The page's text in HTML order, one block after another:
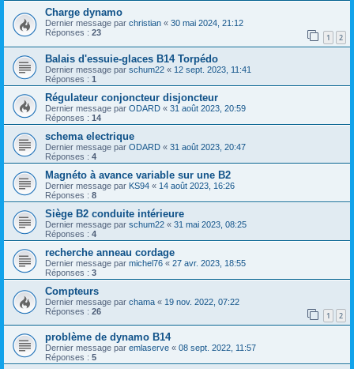
Charge dynamo
Dernier message par christian « 30 mai 2024, 21:12
Réponses : 23 1 2
Balais d'essuie-glaces B14 Torpédo
Dernier message par schum22 « 12 sept. 2023, 11:41
Réponses : 1
Régulateur conjoncteur disjoncteur
Dernier message par ODARD « 31 août 2023, 20:59
Réponses : 14
schema electrique
Dernier message par ODARD « 31 août 2023, 20:47
Réponses : 4
Magnéto à avance variable sur une B2
Dernier message par KS94 « 14 août 2023, 16:26
Réponses : 8
Siège B2 conduite intérieure
Dernier message par schum22 « 31 mai 2023, 08:25
Réponses : 4
recherche anneau cordage
Dernier message par michel76 « 27 avr. 2023, 18:55
Réponses : 3
Compteurs
Dernier message par chama « 19 nov. 2022, 07:22
Réponses : 26 1 2
problème de dynamo B14
Dernier message par emlaserve « 08 sept. 2022, 11:57
Réponses : 5